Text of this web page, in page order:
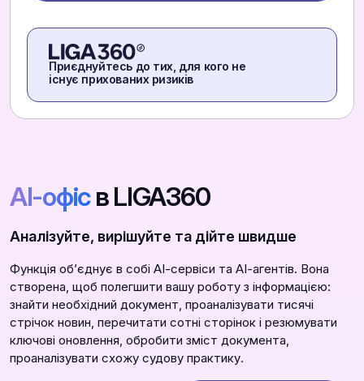
Приєднуйтесь до тих, для кого не
існує прихованих ризиків
АІ-офісв LIGA360
Аналізуйте, вирішуйте та дійте швидше
Функція обʼєднує в собі АІ-сервіси та АІ-агентів. Вона
створена, щоб полегшити вашу роботу з інформацією:
знайти необхідний документ, проаналізувати тисячі
стрічок новин, перечитати сотні сторінок і резюмувати
ключові оновлення, обробити зміст документа,
проаналізувати схожу судову практику.